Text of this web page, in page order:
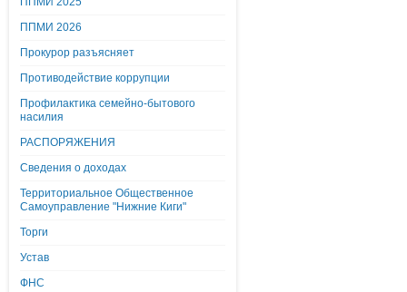
ППМИ 2026
Прокурор разъясняет
Противодействие коррупции
Профилактика семейно-бытового
насилия
РАСПОРЯЖЕНИЯ
Сведения о доходах
Территориальное Общественное
Самоуправление "Нижние Киги"
Торги
Устав
ФНС